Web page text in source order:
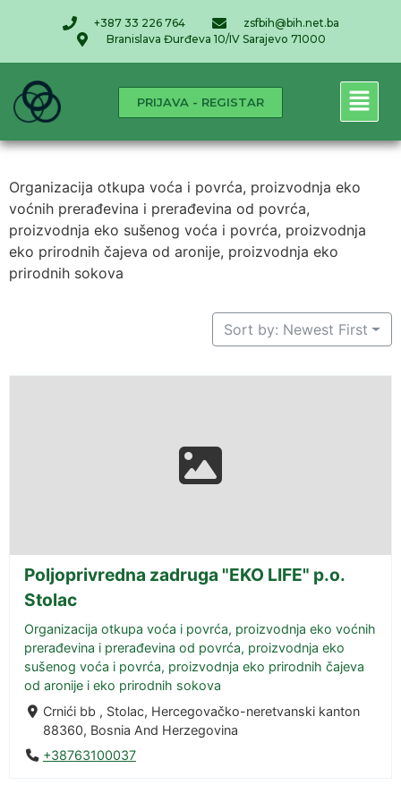
+387 33 226 764
zsfbih@bih.net.ba
Branislava Đurđeva 10/IV Sarajevo 71000
PRIJAVA - REGISTAR
Organizacija otkupa voća i povrća, proizvodnja eko
voćnih prerađevina i prerađevina od povrća,
proizvodnja eko sušenog voća i povrća, proizvodnja
eko prirodnih čajeva od aronije, proizvodnja eko
prirodnih sokova
Sort by: Newest First
Poljoprivredna zadruga "EKO LIFE" p.o.
Stolac
Organizacija otkupa voća i povrća, proizvodnja eko voćnih
prerađevina i prerađevina od povrća, proizvodnja eko
sušenog voća i povrća, proizvodnja eko prirodnih čajeva
od aronije i eko prirodnih sokova
Crnići bb , Stolac, Hercegovačko-neretvanski kanton
88360, Bosnia And Herzegovina
+38763100037